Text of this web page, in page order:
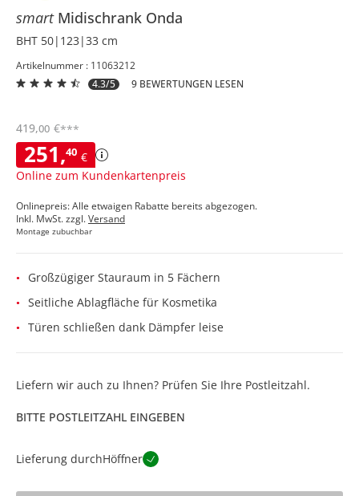
smart Midischrank Onda
BHT 50|123|33 cm
Artikelnummer : 11063212
4.3/5
9 BEWERTUNGEN LESEN
251,40 €
Online zum Kundenkartenpreis
419,00 €***
Onlinepreis: Alle etwaigen Rabatte bereits abgezogen.
Inkl. MwSt. zzgl.Versand
Montage zubuchbar
Großzügiger Stauraum in 5 Fächern
Seitliche Ablagfläche für Kosmetika
Türen schließen dank Dämpfer leise
Liefern wir auch zu Ihnen? Prüfen Sie Ihre Postleitzahl.
BITTE POSTLEITZAHL EINGEBEN
Lieferung durchHöffner